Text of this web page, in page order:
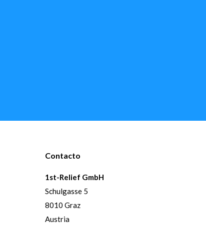
Contacto
1st-Relief GmbH
Schulgasse 5
8010 Graz
Austria